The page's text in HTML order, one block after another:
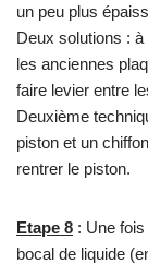
un peu plus
Deux solutions : à
les anciennes
faire levier entre
Deuxième
piston et un
rentrer le piston.
Etape 8 : Une
bocal de liquide